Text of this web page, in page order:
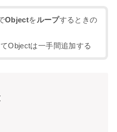
Objectをループするときの
Objectは一手間追加する